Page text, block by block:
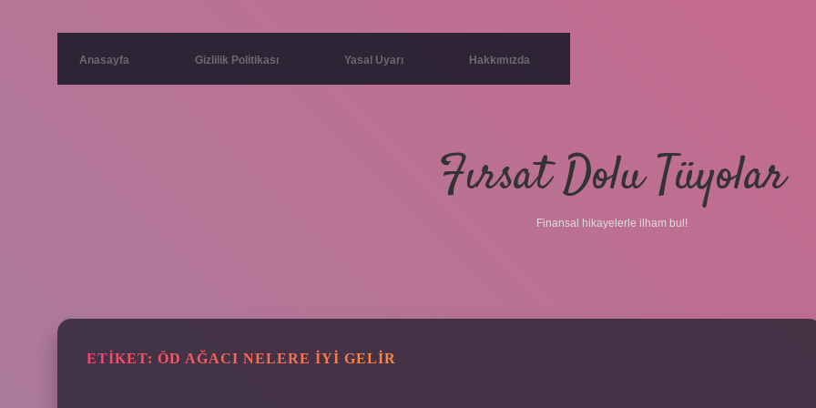
Anasayfa Gizlilik Politikası Yasal Uyarı Hakkımızda
Fırsat Dolu Tüyolar
Finansal hikayelerle ilham bul!
ETIKET: ÖD AĞACI NELERE IYI GELIR